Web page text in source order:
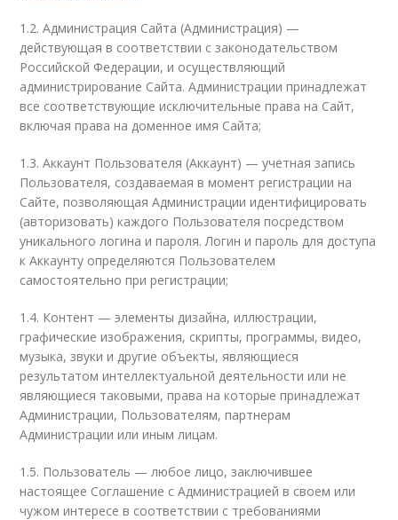
1.2. Администрация Сайта (Администрация) —
действующая в соответствии с законодательством
Российской Федерации, и осуществляющий
администрирование Сайта. Администрации принадлежат
все соответствующие исключительные права на Сайт,
включая права на доменное имя Сайта;
1.3. Аккаунт Пользователя (Аккаунт) — учетная запись
Пользователя, создаваемая в момент регистрации на
Сайте, позволяющая Администрации идентифицировать
(авторизовать) каждого Пользователя посредством
уникального логина и пароля. Логин и пароль для доступа
к Аккаунту определяются Пользователем
самостоятельно при регистрации;
1.4. Контент — элементы дизайна, иллюстрации,
графические изображения, скрипты, программы, видео,
музыка, звуки и другие объекты, являющиеся
результатом интеллектуальной деятельности или не
являющиеся таковыми, права на которые принадлежат
Администрации, Пользователям, партнерам
Администрации или иным лицам.
1.5. Пользователь — любое лицо, заключившее
настоящее Соглашение с Администрацией в своем или
чужом интересе в соответствии с требованиями